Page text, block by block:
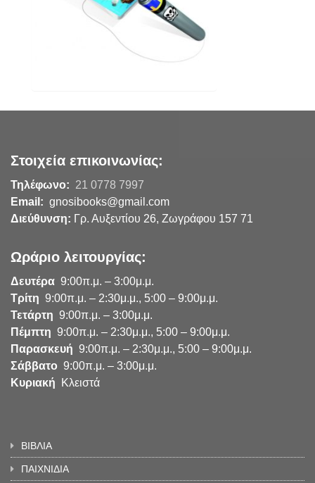
Στοιχεία επικοινωνίας:
Τηλέφωνο: 21 0778 7997
Email: gnosibooks@gmail.com
Διεύθυνση: Γρ. Αυξεντίου 26, Ζωγράφου 157 71
Ωράριο λειτουργίας:
Δευτέρα 9:00π.μ. – 3:00μ.μ.
Τρίτη 9:00π.μ. – 2:30μ.μ., 5:00 – 9:00μ.μ.
Τετάρτη 9:00π.μ. – 3:00μ.μ.
Πέμπτη 9:00π.μ. – 2:30μ.μ., 5:00 – 9:00μ.μ.
Παρασκευή 9:00π.μ. – 2:30μ.μ., 5:00 – 9:00μ.μ.
Σάββατο 9:00π.μ. – 3:00μ.μ.
Κυριακή Κλειστά
ΒΙΒΛΙΑ
ΠΑΙΧΝΙΔΙΑ